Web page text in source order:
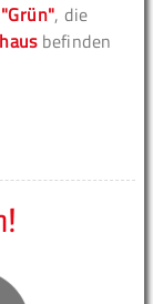
, die
befinden